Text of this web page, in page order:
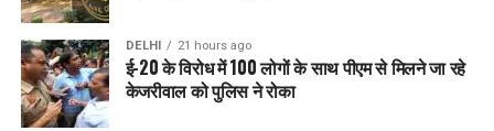
DELHI 21 hours ago
ई-20 के विरोध में 100 लोगों के साथ पीएम से मिलने जा रहे
केजरीवाल को पुलिस ने रोका